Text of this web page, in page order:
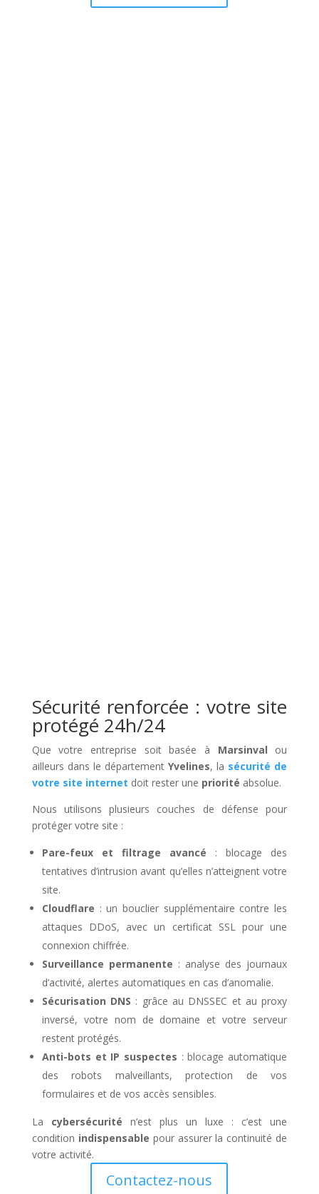
Sécurité renforcée : votre site
protégé 24h/24
Que votre entreprise soit basée à Marsinval ou
ailleurs dans le départementYvelines, la sécurité de
votre site internet doit rester une priorité absolue.
Nous utilisons plusieurs couches de défense pour
protéger votre site :
Pare-feux et filtrage avancé : blocage des
tentatives d’intrusion avant qu’elles n’atteignent votre
site.
Cloudflare : un bouclier supplémentaire contre les
attaques DDoS, avec un certificat SSL pour une
connexion chiffrée.
Surveillance permanente : analyse des journaux
d’activité, alertes automatiques en cas d’anomalie.
Sécurisation DNS : grâce au DNSSEC et au proxy
inversé, votre nom de domaine et votre serveur
restent protégés.
Anti-bots et IP suspectes : blocage automatique
des robots malveillants, protection de vos
formulaires et de vos accès sensibles.
La cybersécurité n’est plus un luxe : c’est une
condition indispensable pour assurer la continuité de
votre activité.
Contactez-nous